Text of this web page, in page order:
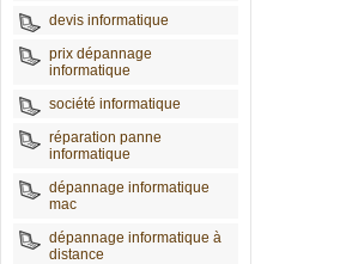
devis informatique
prix dépannage
informatique
société informatique
réparation panne
informatique
dépannage informatique
mac
dépannage informatique à
distance